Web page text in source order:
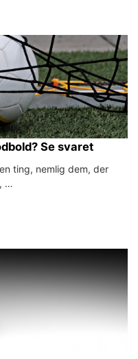
Se svaret
ting, nemlig dem, der
…